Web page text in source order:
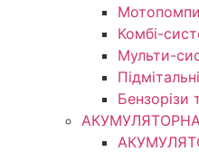
Мотопомпи
Комбі-
Мульти-
Бензорізи
АКУМУЛЯТОРНА